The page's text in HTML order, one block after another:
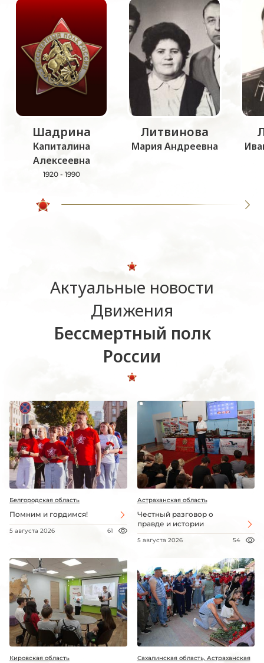
Шадрина
Капиталина
Алексеевна
1920 - 1990
Литвинова
Мария Андреевна
Актуальные новости
Движения
Бессмертный полк
России
Белгородская область
Помним и гордимся!
5 августа 2026 61
Астраханская область
Честный разговор о
правде и истории
5 августа 2026 54
Кировская область
Сахалинская область, Астраханская